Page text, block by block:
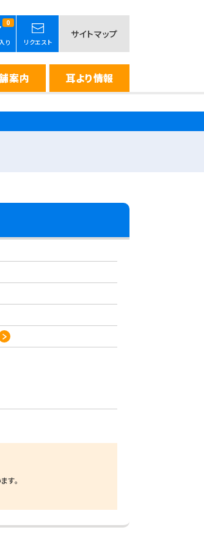
0
り リクエスト
サイトマップ
案内 耳より情報
す。